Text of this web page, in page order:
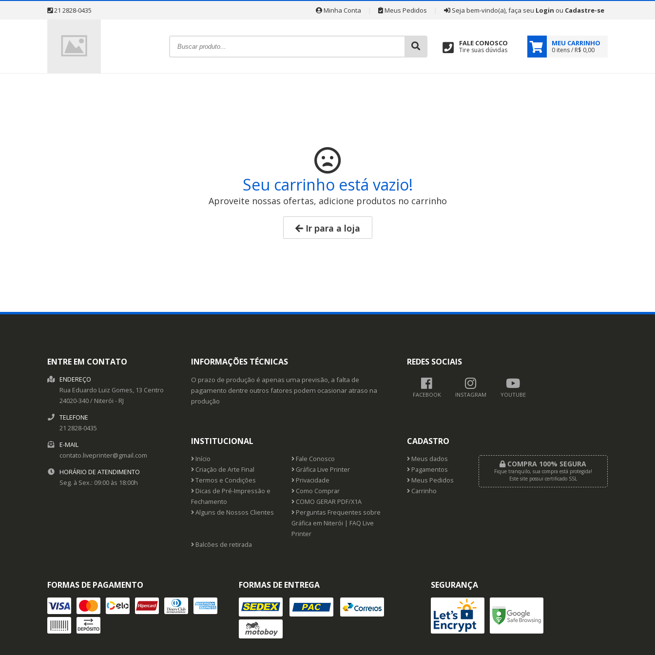
21 2828-0435 Minha Conta Meus Pedidos Seja bem-vindo(a), faça seu Login ou Cadastre-se
FALE CONOSCO
Tire suas dúvidas
MEU CARRINHO
0 itens / R$ 0,00
Seu carrinho está vazio!
Aproveite nossas ofertas, adicione produtos no carrinho
Ir para a loja
ENTRE EM CONTATO
ENDEREÇO
Rua Eduardo Luiz Gomes, 13 Centro
24020-340/ Niterói - RJ
TELEFONE
21 2828-0435
E-MAIL
contato.liveprinter@gmail.com
HORÁRIO DE ATENDIMENTO
Seg. à Sex.: 09:00 às 18:00h
INFORMAÇÕES TÉCNICAS
O prazo de produção é apenas uma previsão, a falta de
pagamento dentre outros fatores podem ocasionar atraso na
produção
REDES SOCIAIS
FACEBOOK INSTAGRAM YOUTUBE
INSTITUCIONAL
Início
Fale Conosco
Criação de Arte Final
Gráfica Live Printer
Termos e Condições
Privacidade
Dicas de Pré-Impressão e
Fechamento
Como Comprar
COMO GERAR PDF/X1A
Alguns de Nossos Clientes
Perguntas Frequentes sobre
Gráfica em Niterói | FAQ Live
Printer
Balcões de retirada
CADASTRO
Meus dados
Pagamentos
Meus Pedidos
Carrinho
COMPRA 100% SEGURA
Fique tranquilo, sua compra está protegida!
Este site possui certificado SSL
FORMAS DE PAGAMENTO FORMAS DE ENTREGA SEGURANÇA